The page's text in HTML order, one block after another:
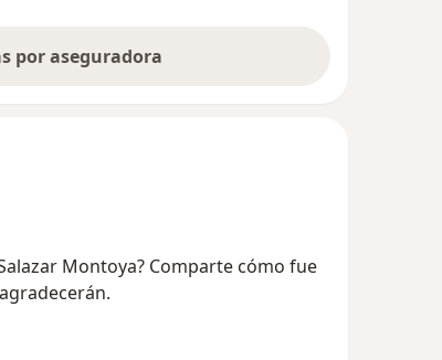
por aseguradora
Montoya? Comparte cómo fue